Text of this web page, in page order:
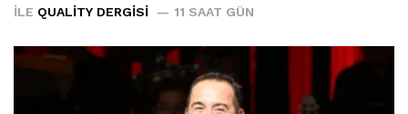
İLE QUALITY DERGISI 11 SAAT GÜN